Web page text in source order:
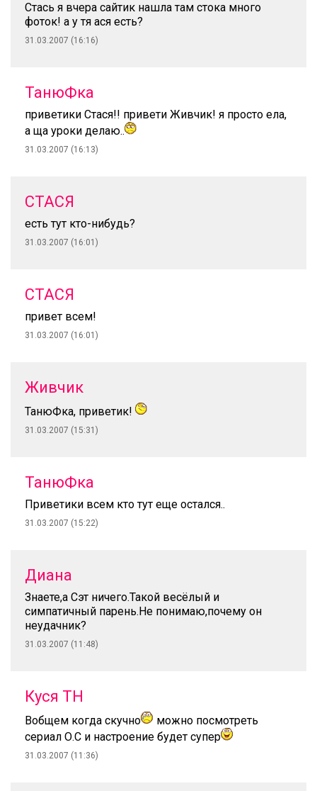
Стась я вчера сайтик нашла там стока много
фоток! а у тя ася есть?
31.03.2007 (16:16)
ТанюФка
приветики Стася!! привети Живчик! я просто ела,
а ща уроки делаю..
31.03.2007 (16:13)
СТАСЯ
есть тут кто-нибудь?
31.03.2007 (16:01)
СТАСЯ
привет всем!
31.03.2007 (16:01)
Живчик
ТанюФка, приветик!
31.03.2007 (15:31)
ТанюФка
Приветики всем кто тут еще остался..
31.03.2007 (15:22)
Диана
Знаете,а Сэт ничего.Такой весёлый и
симпатичный парень.Не понимаю,почему он
неудачник?
31.03.2007 (11:48)
Куся ТН
Вобщем когда скучно
можно посмотреть
сериал О.С и настроение будет супер
31.03.2007 (11:36)